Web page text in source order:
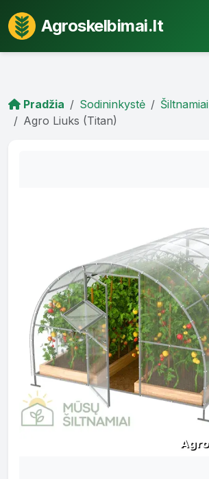
Agroskelbimai.lt
Pradžia Sodininkystė
Šiltnamiai
Agro Liuks (Titan)